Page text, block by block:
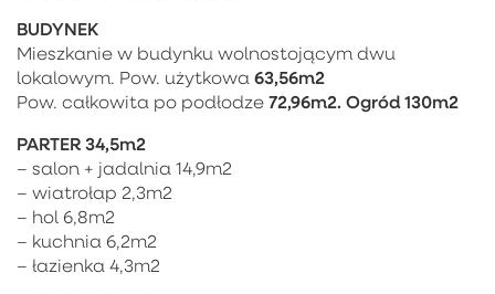
BUDYNEK
Mieszkanie w budynku wolnostojącym dwu
lokalowym. Pow. użytkowa 63,56m2
Pow. całkowita po podłodze 72,96m2. Ogród 130m2
PARTER 34,5m2
– salon + jadalnia 14,9m2
– wiatrołap 2,3m2
– hol 6,8m2
– kuchnia 6,2m2
– łazienka 4,3m2